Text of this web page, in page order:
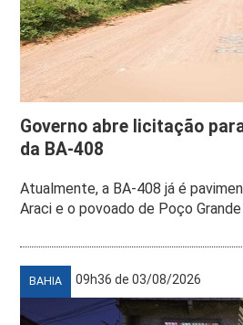
Governo abre licitação
da BA-408
Atualmente, a BA-408 já é
Araci e o povoado de Poço Grande
BAHIA 09h36 de 03/08/2026